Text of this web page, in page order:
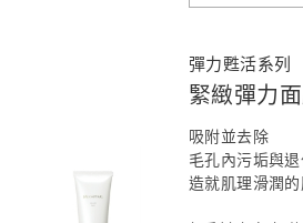
彈力甦活系列
緊緻彈力
吸附並去除
毛孔內污垢與退
造就肌理滑潤的